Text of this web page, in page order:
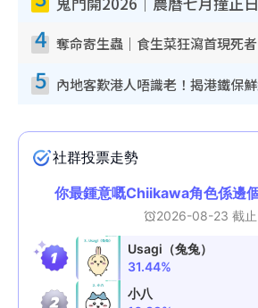
4
5